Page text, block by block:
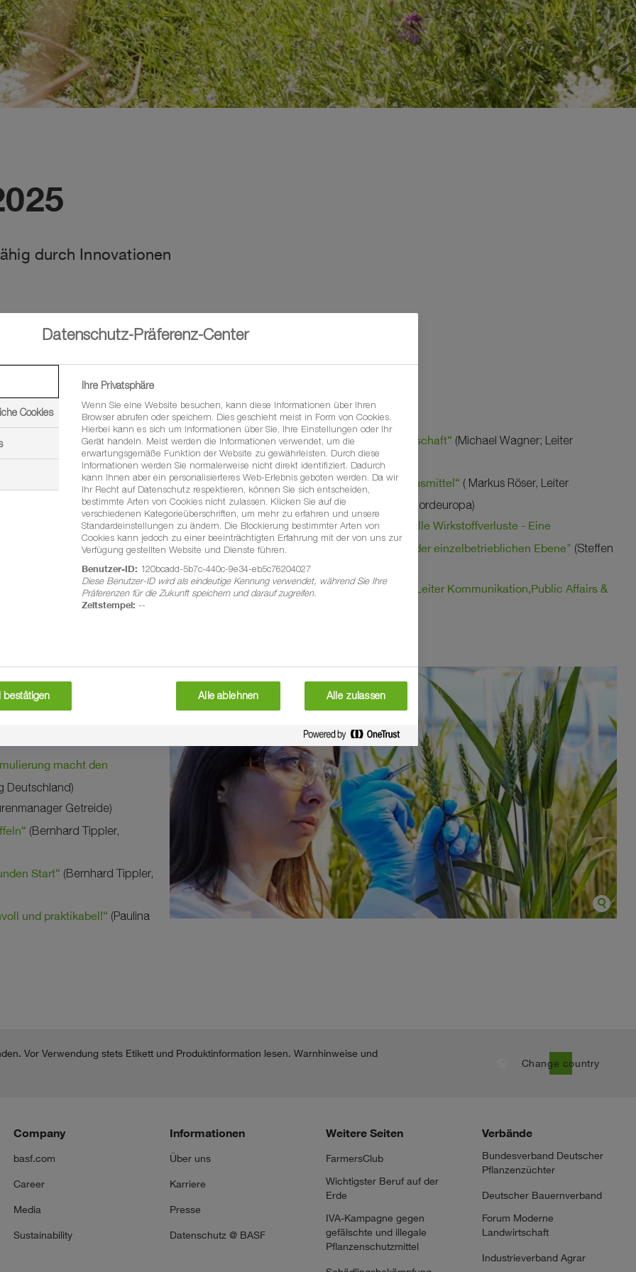
durch Innovationen
Wirkstoffvielfalt
download„Wettbewerbsfähigkeit deutsche Landwirtschaft“ (Michael Wagner; Leiter
Agricultural Solutions Europa Nord)
download"Keine Wirkstoffe - keine regionalen Lebensmittel“ ( Markus Röser, Leiter
Kommunikation, Public Affairs & Nachhaltigkeit Nordeuropa)
download"Nahrungsmittelsouveränität und potenzielle Wirkstoffverluste - Eine
Einschätzung von wirtschaftlichen Risiken auf der einzelbetrieblichen Ebene" (Steffen
Noleppa, HFFA Research GmbH)
north_eastInterview von top agrar mit Markus Röser, Leiter Kommunikation,Public Affairs &
Solutions
macht den
Deutschland)
Getreide)
(Bernhard Tippler,
Start“ (Bernhard Tippler,
und praktikabel!“ (Paulina
Vor Verwendung stets Etikett und Produktinformation lesen. Warnhinweise und
Change country
Company
basf.com
Career
Media
Sustainability
Informationen
Über uns
Karriere
Presse
Datenschutz @ BASF
Weitere Seiten
FarmersClub
Wichtigster Beruf auf der
Erde
IVA-Kampagne gegen
gefälschte und illegale
Pflanzenschutzmittel
Verbände
Bundesverband Deutscher
Pflanzenzüchter
Deutscher Bauernverband
Forum Moderne
Landwirtschaft
Industrieverband Agrar
Datenschutz-Präferenz-Center
Cookies
Ihre Privatsphäre
Wenn Sie eine Website besuchen, kann diese Informationen über Ihren
Browser abrufen oder speichern. Dies geschieht meist in Form von Cookies.
Hierbei kann es sich um Informationen über Sie, Ihre Einstellungen oder Ihr
Gerät handeln. Meist werden die Informationen verwendet, um die
erwartungsgemäße Funktion der Website zu gewährleisten. Durch diese
Informationen werden Sie normalerweise nicht direkt identifiziert. Dadurch
kann Ihnen aber ein personalisierteres Web-Erlebnis geboten werden. Da wir
Ihr Recht auf Datenschutz respektieren, können Sie sich entscheiden,
bestimmte Arten von Cookies nicht zulassen. Klicken Sie auf die
verschiedenen Kategorieüberschriften, um mehr zu erfahren und unsere
Standardeinstellungen zu ändern. Die Blockierung bestimmter Arten von
Cookies kann jedoch zu einer beeinträchtigten Erfahrung mit der von uns zur
Verfügung gestellten Website und Dienste führen.
Benutzer-ID: 120bcadd-5b7c-440c-9e34-eb5c76204027
Diese Benutzer-ID wird als eindeutige Kennung verwendet, während Sie Ihre
Präferenzen für die Zukunft speichern und darauf zugreifen.
Zeitstempel: --
bestätigen Alle ablehnen Alle zulassen